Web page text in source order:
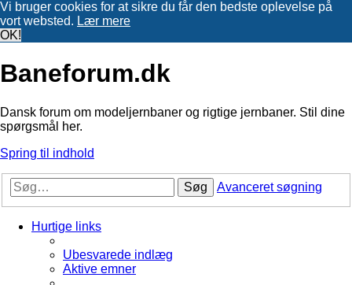
Vi bruger cookies for at sikre du får den bedste oplevelse på
vort websted. Lær mere
OK!
Baneforum.dk
Dansk forum om modeljernbaner og rigtige jernbaner. Stil dine
spørgsmål her.
Spring til indhold
Søg Avanceret søgning
Hurtige links
Ubesvarede indlæg
Aktive emner